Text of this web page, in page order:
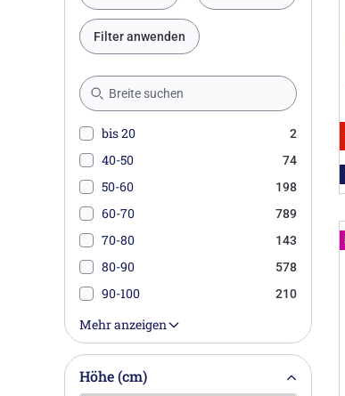
Filter anwenden
bis 20 2
40-50 74
50-60 198
60-70 789
70-80 143
80-90 578
90-100 210
100-110
110-120 92
120-130 624
Mehr anzeigen
Höhe (cm)